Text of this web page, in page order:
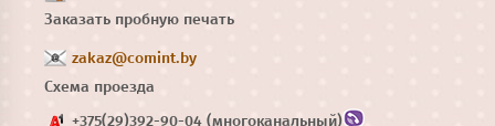
Заказать пробную печать
zakaz@comint.by
Схема проезда
+375(29)392-90-04 (многоканальный)